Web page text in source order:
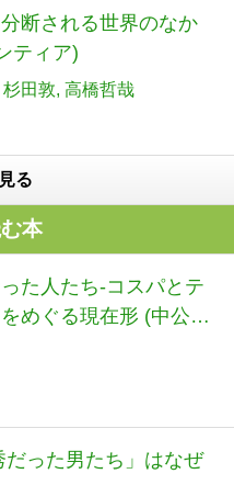
断される世界のなか
ティア)
杉田敦 高橋哲哉
る
本
た人たち-コスパとテ
めぐる現在形 (中公新
った男たち」はなぜ